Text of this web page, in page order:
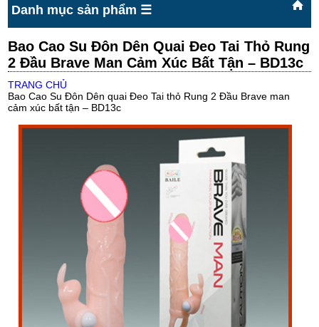
Danh mục sản phẩm ☰
Bao Cao Su Đôn Dên Quai Đeo Tai Thỏ Rung
2 Đầu Brave Man Cảm Xúc Bất Tận – BD13c
TRANG CHỦ
Bao Cao Su Đôn Dên quai Đeo Tai thỏ Rung 2 Đầu Brave man
cảm xúc bất tận – BD13c